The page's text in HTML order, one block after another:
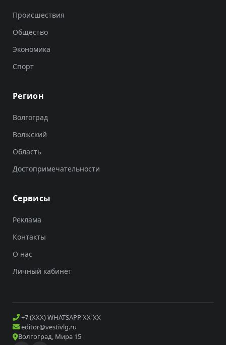
Происшествия
Общество
Экономика
Спорт
Регион
Волгоград
Волжский
Область
Достопримечательности
Сервисы
Реклама
Контакты
О нас
Личный кабинет
+7 (XXX) WHATSAPP XX-XX
editor@vestivlg.ru
Волгоград, Мира 15